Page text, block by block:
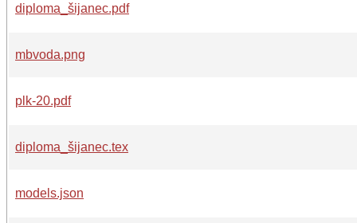
diploma_šijanec.pdf
mbvoda.png
plk-20.pdf
diploma_šijanec.tex
models.json